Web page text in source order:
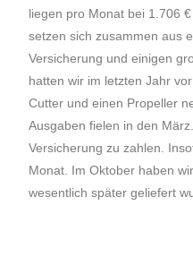
liegen pro Monat bei 1.706
setzen sich zusammen aus
Versicherung und einigen
hatten wir im letzten Jahr
Cutter und einen Propeller
Ausgaben fielen in den
Versicherung zu zahlen.
Monat. Im Oktober haben
wesentlich später geliefert